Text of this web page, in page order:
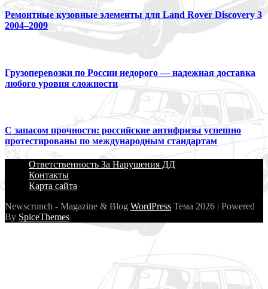
Ремонтные кузовные элементы для Land Rover Discovery 3
2004–2009
Грузоперевозки по России недорого — надежная доставка
любого уровня сложности
С запасом прочности: российские антифризы успешно
протестированы по международным стандартам
Ответственность За Нарушения ДД
Контакты
Карта сайта
Newscrunch - Magazine & Blog WordPress Тема 2026 | Powered
By SpiceThemes